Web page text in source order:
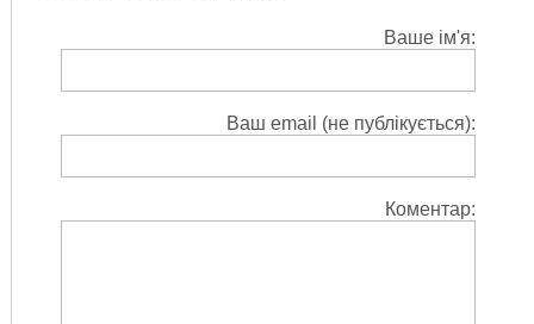
Ваше ім'я:
Ваш email (не публікується):
Коментар: